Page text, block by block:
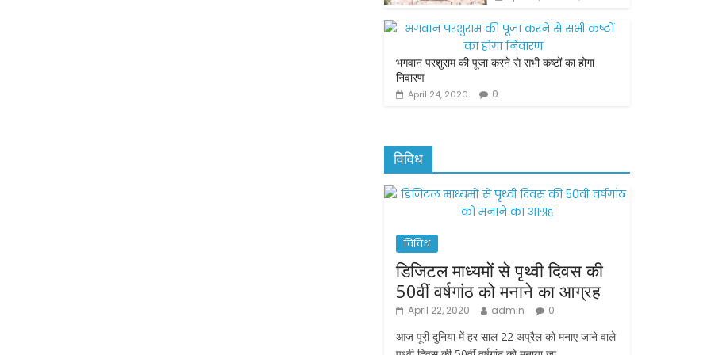
भगवान परशुराम की पूजा करने से सभी कष्टों का होगा
निवारण
April 24, 2020 0
विविध
विविध
डिजिटल माध्यमों से पृथ्वी दिवस की
50वीं वर्षगांठ को मनाने का आग्रह
April 22, 2020 admin 0
आज पूरी दुनिया में हर साल 22 अप्रैल को मनाए जाने वाले